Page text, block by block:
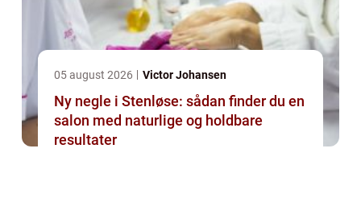
05 august 2026 Victor Johansen
Ny negle i Stenløse: sådan finder du en
salon med naturlige og holdbare
resultater